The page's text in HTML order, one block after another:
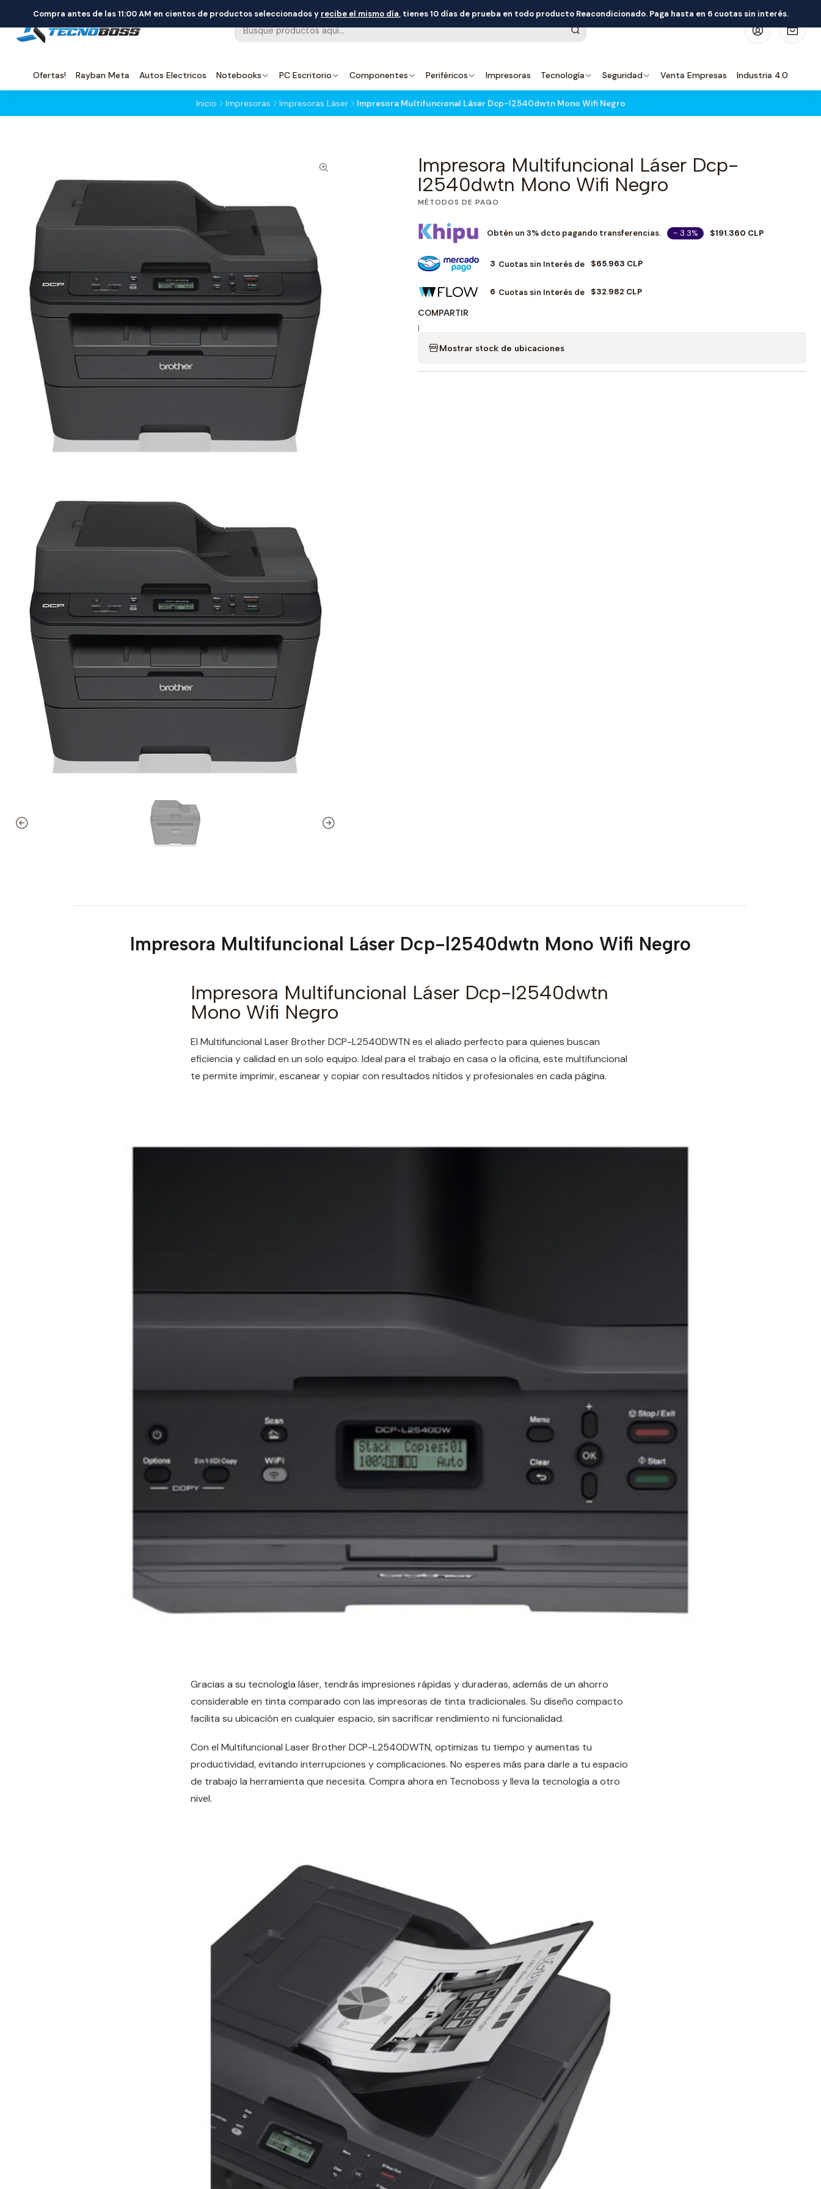
Ofertas! Rayban Meta Autos Electricos Notebooks PC Escritorio Componentes Periféricos Impresoras Tecnología Seguridad Venta Empresas Industria 4.0
Compra antes de las 11:00 AM en cientos de productos seleccionados y recibe el mismo día, tienes 10 días de prueba en todo producto Reacondicionado. Paga hasta en 6 cuotas sin interés.
Inicio Impresoras Impresoras Láser Impresora Multifuncional Láser Dcp-l2540dwtn Mono Wifi Negro
Impresora Multifuncional Láser Dcp-
l2540dwtn Mono Wifi Negro
MÉTODOS DE PAGO
Obtén un 3% dcto pagando transferencias. - 3.3% $191.360 CLP
3 Cuotas sin Interés de $65.963 CLP
6 Cuotas sin Interés de $32.982 CLP
COMPARTIR
|
Mostrar stock de ubicaciones
Impresora Multifuncional Láser Dcp-l2540dwtn Mono Wifi Negro
Impresora Multifuncional Láser Dcp-l2540dwtn
Mono Wifi Negro
El Multifuncional Laser Brother DCP-L2540DWTN es el aliado perfecto para quienes buscan
eficiencia y calidad en un solo equipo. Ideal para el trabajo en casa o la oficina, este multifuncional
te permite imprimir, escanear y copiar con resultados nítidos y profesionales en cada página.
Gracias a su tecnología láser, tendrás impresiones rápidas y duraderas, además de un ahorro
considerable en tinta comparado con las impresoras de tinta tradicionales. Su diseño compacto
facilita su ubicación en cualquier espacio, sin sacrificar rendimiento ni funcionalidad.
Con el Multifuncional Laser Brother DCP-L2540DWTN, optimizas tu tiempo y aumentas tu
productividad, evitando interrupciones y complicaciones. No esperes más para darle a tu espacio
de trabajo la herramienta que necesita. Compra ahora en Tecnoboss y lleva la tecnología a otro
nivel.